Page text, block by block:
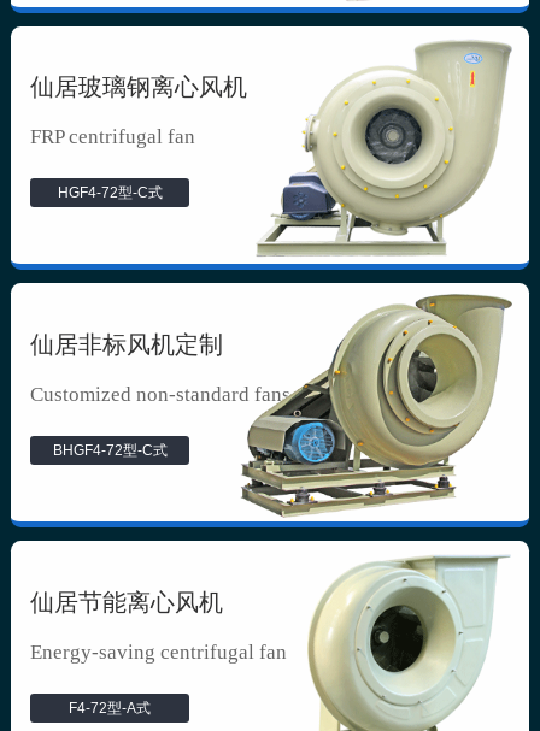
仙居玻璃钢离心风机
FRP centrifugal fan
HGF4-72型-C式
仙居非标风机定制
Customized non-standard fans
BHGF4-72型-C式
仙居节能离心风机
Energy-saving centrifugal fan
F4-72型-A式